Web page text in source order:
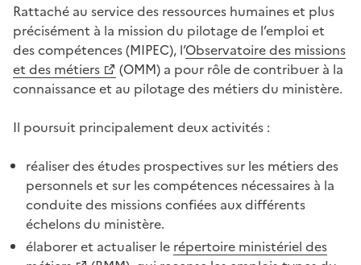
Rattaché au service des ressources humaines et plus
précisément à la mission du pilotage de l’emploi et
des compétences (MIPEC), l’Observatoire des missions
et des métiers
(OMM) a pour rôle de contribuer à la
connaissance et au pilotage des métiers du ministère.
Il poursuit principalement deux activités :
réaliser des études prospectives sur les métiers des
personnels et sur les compétences nécessaires à la
conduite des missions confiées aux différents
échelons du ministère.
élaborer et actualiser le répertoire ministériel des